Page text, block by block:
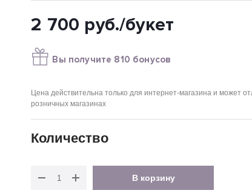
2 700 руб./букет
Вы получите 810 бонусов
Цена действительна только для интернет-магазина и может
розничных магазинах
Количество
В корзину